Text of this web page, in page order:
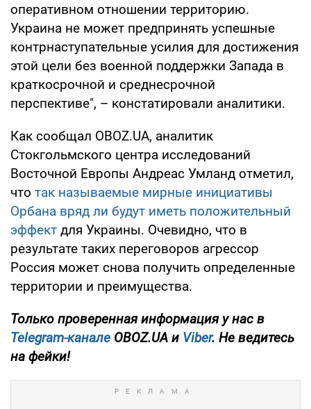
оперативном отношении территорию.
Украина не может предпринять успешные
контрнаступательные усилия для достижения
этой цели без военной поддержки Запада в
краткосрочной и среднесрочной
перспективе", – констатировали аналитики.
Как сообщал OBOZ.UA, аналитик
Стокгольмского центра исследований
Восточной Европы Андреас Умланд отметил,
что так называемые мирные инициативы
Орбана вряд ли будут иметь положительный
эффект для Украины. Очевидно, что в
результате таких переговоров агрессор
Россия может снова получить определенные
территории и преимущества.
Только проверенная информация у нас в
Telegram-канале OBOZ.UA и Viber. Не ведитесь
на фейки!